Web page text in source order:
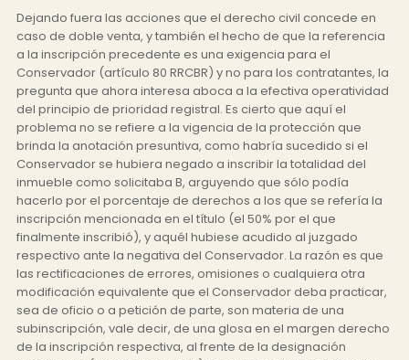
Dejando fuera las acciones que el derecho civil concede en
caso de doble venta, y también el hecho de que la referencia
a la inscripción precedente es una exigencia para el
Conservador (artículo 80 RRCBR) y no para los contratantes, la
pregunta que ahora interesa aboca a la efectiva operatividad
del principio de prioridad registral. Es cierto que aquí el
problema no se refiere a la vigencia de la protección que
brinda la anotación presuntiva, como habría sucedido si el
Conservador se hubiera negado a inscribir la totalidad del
inmueble como solicitaba B, arguyendo que sólo podía
hacerlo por el porcentaje de derechos a los que se refería la
inscripción mencionada en el título (el 50% por el que
finalmente inscribió), y aquél hubiese acudido al juzgado
respectivo ante la negativa del Conservador. La razón es que
las rectificaciones de errores, omisiones o cualquiera otra
modificación equivalente que el Conservador deba practicar,
sea de oficio o a petición de parte, son materia de una
subinscripción, vale decir, de una glosa en el margen derecho
de la inscripción respectiva, al frente de la designación